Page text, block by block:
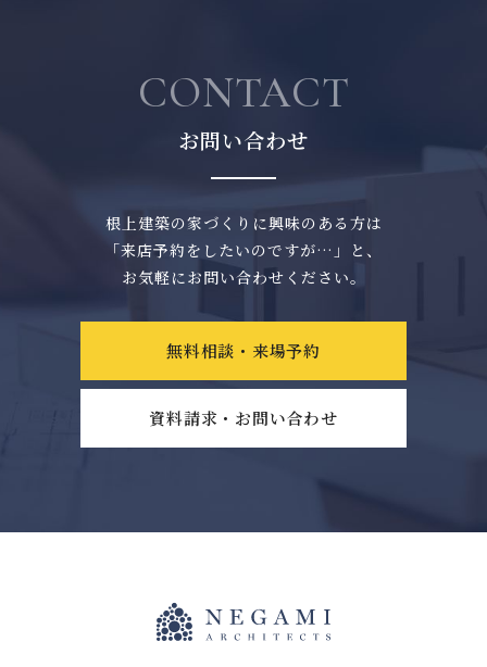
CONTACT
お問い合わせ
根上建築の家づくりに興味のある方は
「来店予約をしたいのですが…」と、
お気軽にお問い合わせください。
無料相談・来場予約
資料請求・お問い合わせ